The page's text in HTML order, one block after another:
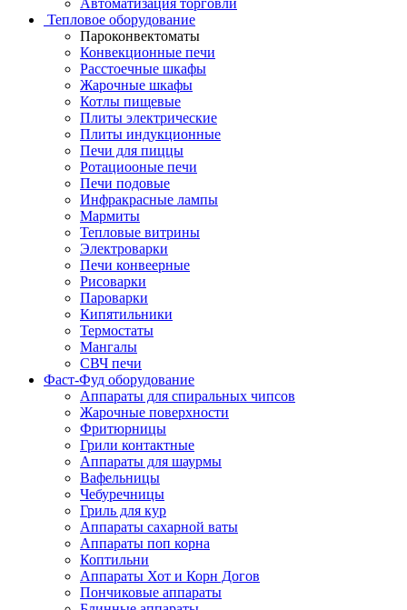
Автоматизация торговли
Тепловое оборудование
Пароконвектоматы
Конвекционные печи
Расстоечные шкафы
Жарочные шкафы
Котлы пищевые
Плиты электрические
Плиты индукционные
Печи для пиццы
Ротациооные печи
Печи подовые
Инфракрасные лампы
Мармиты
Тепловые витрины
Электроварки
Печи конвеерные
Рисоварки
Пароварки
Кипятильники
Термостаты
Мангалы
СВЧ печи
Фаст-Фуд оборудование
Аппараты для спиральных чипсов
Жарочные поверхности
Фритюрницы
Грили контактные
Аппараты для шаурмы
Вафельницы
Чебуречницы
Гриль для кур
Аппараты сахарной ваты
Аппараты поп корна
Коптильни
Аппараты Хот и Корн Догов
Пончиковые аппараты